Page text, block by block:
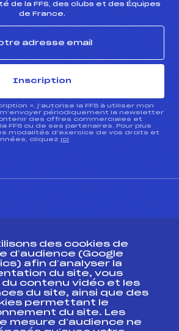
de la FFS, des clubs et des Équipes
de France.
Inscription
», j’autorise la FFS à utiliser mon
périodiquement la newsletter
des offres commerciales et
FFS ou de ses partenaires. Pour plus
modalités d’exercice de vos droits et
cliquez ici
fédéral
fédéral
des cookies de
d’audience (Google
afin d’analyser la
du site, vous
contenu vidéo et les
du site, ainsi que des
permettant le
du site. Les
mesure d’audience ne